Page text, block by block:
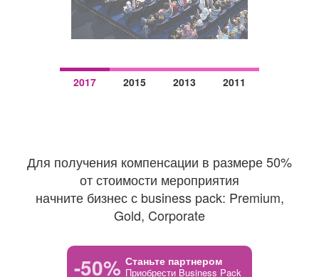
2017 2015 2013 2011
Для получения компенсации в размере 50%
от стоимости мероприятия
начните бизнес с business pack: Premium,
Gold, Corporate
-50% Станьте партнером
Приобрести Business Pack